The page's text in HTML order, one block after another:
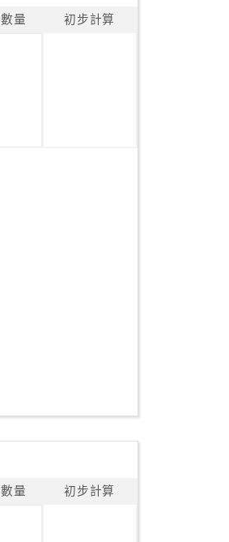
數量 初步計算
數量 初步計算